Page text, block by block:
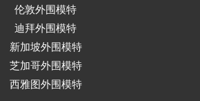
伦敦外围模特
迪拜外围模特
新加坡外围模特
芝加哥外围模特
西雅图外围模特